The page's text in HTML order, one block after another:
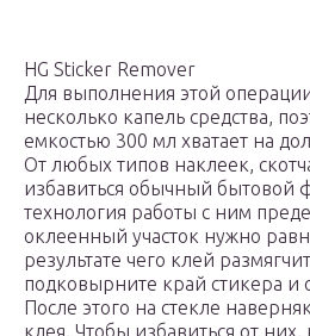
HG Sticker Remover
Для выполнения этой
несколько капель средства,
емкостью 300 мл хватает на
От любых типов наклеек,
избавиться обычный бытовой
технология работы с ним
оклеенный участок нужно
результате чего клей
подковырните край стикера и
После этого на стекле
клея. Чтобы избавиться от